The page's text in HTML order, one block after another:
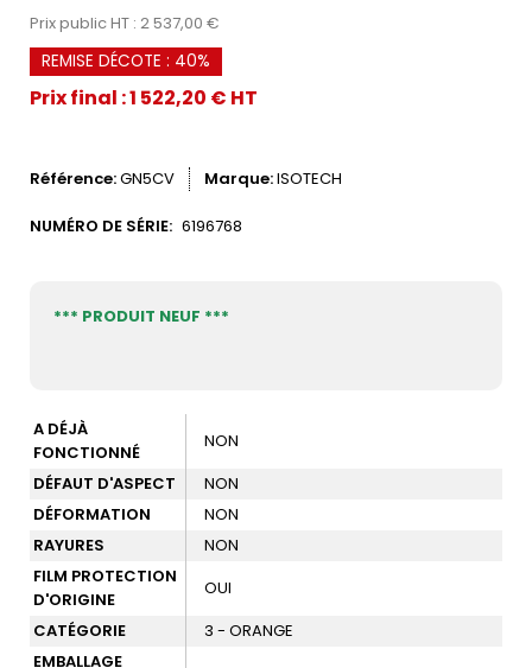
Prix public HT : 2 537,00 €
REMISE DÉCOTE : 40%
Prix final : 1 522,20 € HT
Référence GN5CV Marque ISOTECH
NUMÉRO DE SÉRIE: 6196768
*** PRODUIT NEUF ***
A DÉJÀ
FONCTIONNÉ
NON
DÉFAUT D'ASPECT
NON
DÉFORMATION
NON
RAYURES
NON
FILM PROTECTION
D'ORIGINE
OUI
CATÉGORIE
3 - ORANGE
EMBALLAGE